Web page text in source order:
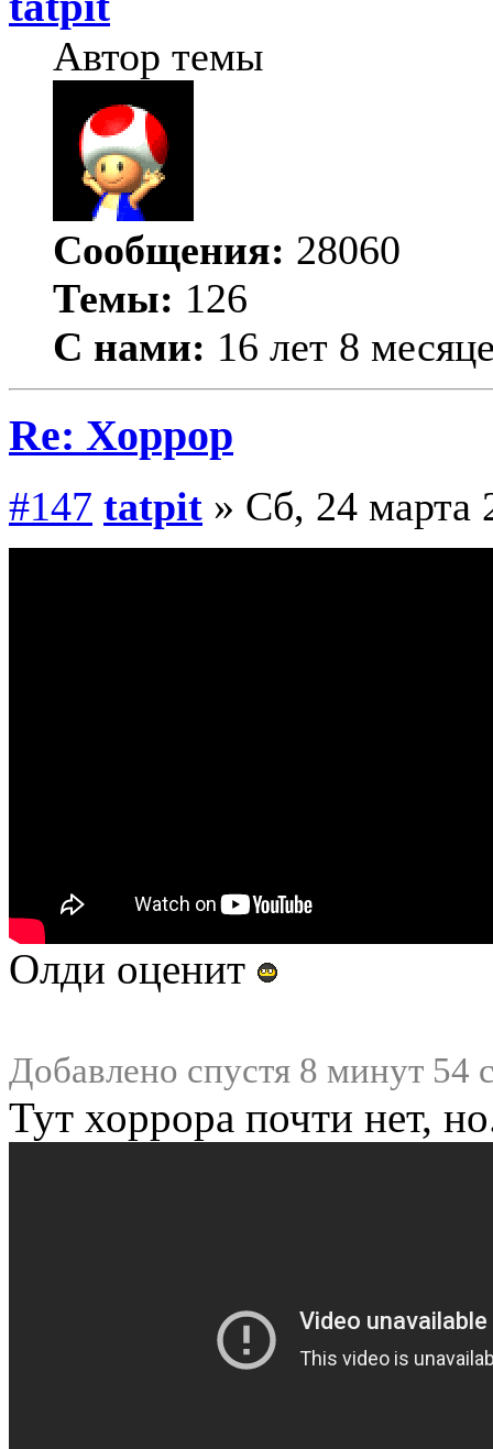
Автор темы
Сообщения: 28060
Темы: 126
С нами: 16 лет 8
Re: Хоррор
#147 tatpit » Сб, 24 марта
Олди оценит
Добавлено спустя 8 минут 54
Тут хоррора почти нет,